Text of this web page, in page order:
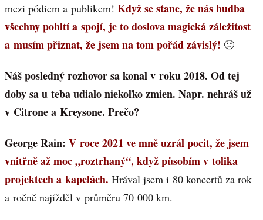
mezi pódiem a publikem! Když se stane, že nás hudba
všechny pohltí a spojí, je to doslova magická záležitost
a musím přiznat, že jsem na tom pořád závislý! 🙂
Náš posledný rozhovor sa konal v roku 2018. Od tej
doby sa u teba udialo niekoľko zmien. Napr. nehráš už
v Citrone a Kreysone. Prečo?
George Rain: V roce 2021 ve mně uzrál pocit, že jsem
vnitřně až moc „roztrhaný“, když působím v tolika
projektech a kapelách. Hrával jsem i 80 koncertů za rok
a ročně najížděl v průměru 70 000 km.